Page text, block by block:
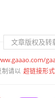
文章版权及转
制请以 超链接形式